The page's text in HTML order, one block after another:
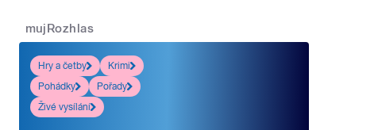
mujRozhlas
Hry a četby
Krimi
Pohádky
Pořady
Živé vysílání